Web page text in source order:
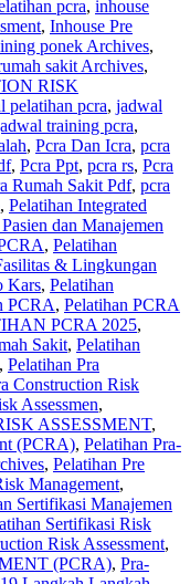
pcra, inhouse
, Inhouse Pre
ponek Archives,
sakit Archives,
RISK
pelatihan pcra, jadwal
training pcra,
, Pcra Dan Icra, pcra
, Pcra Ppt, pcra rs, Pcra
Rumah Sakit Pdf, pcra
, Pelatihan Integrated
dan Manajemen
, Pelatihan
& Lingkungan
Kars, Pelatihan
PCRA, Pelatihan PCRA
PCRA 2025,
Sakit, Pelatihan
, Pelatihan Pra
Construction Risk
Assessmen,
ASSESSMENT,
(PCRA), Pelatihan Pra-
, Pelatihan Pre
Management,
Sertifikasi Manajemen
Sertifikasi Risk
Risk Assessment,
(PCRA), Pra-